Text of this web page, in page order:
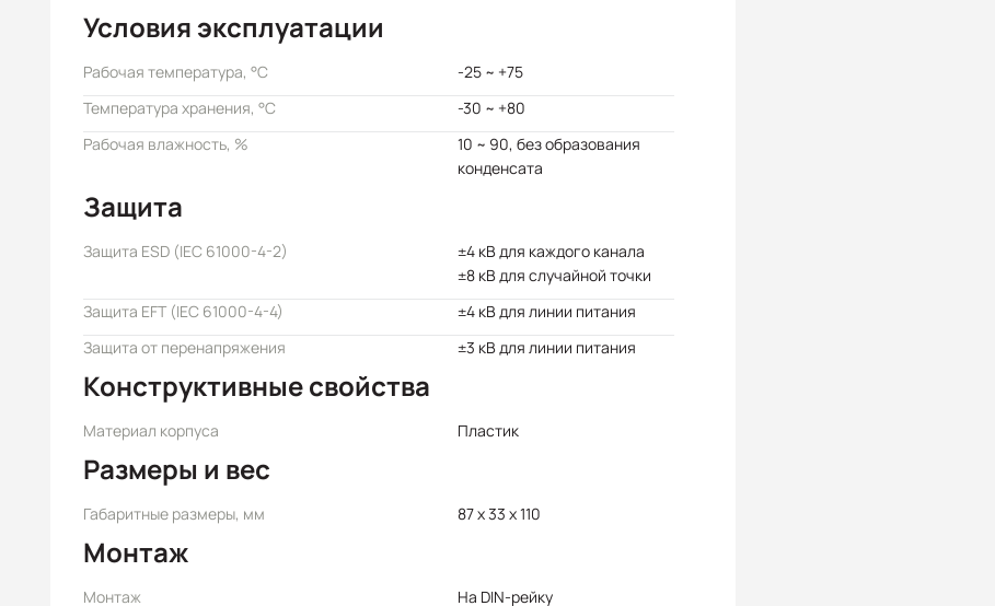
Условия эксплуатации
Рабочая температура, °C
-25 ~ +75
Температура хранения, °C
-30 ~ +80
Рабочая влажность, %
10 ~ 90, без образования
конденсата
Защита
Защита ESD (IEC 61000-4-2)
±4 кВ для каждого канала
±8 кВ для случайной точки
Защита EFT (IEC 61000-4-4)
±4 кВ для линии питания
Защита от перенапряжения
±3 кВ для линии питания
Конструктивные свойства
Материал корпуса Пластик
Размеры и вес
Габаритные размеры, мм 87 x 33 x 110
Монтаж
Монтаж На DIN-рейку